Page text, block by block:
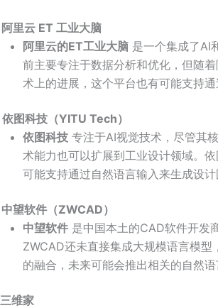
阿里云 ET 工业大脑
阿里云的ET工业大脑是一个集成了AI
前主要专注于数据分析和优化，但随
术上的进展，这个平台也有可能支持
依图科技（YITU Tech）
依图科技专注于AI视觉技术，尽管其
术能力也可以扩展到工业设计领域。
可能支持通过自然语言输入来生成设计
中望软件（ZWCAD）
中望软件是中国本土的CAD软件开发
ZWCAD还未直接集成大规模语言模
的融合，未来可能会推出相关的自然语
三维家